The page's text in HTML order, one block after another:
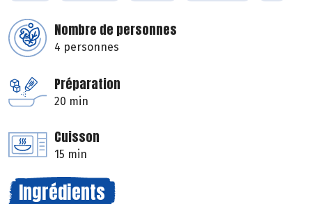
Nombre de personnes
4 personnes
Préparation
20 min
Cuisson
15 min
Ingrédients